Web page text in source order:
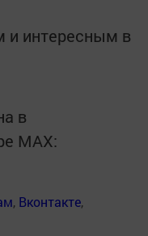
интересным в
в
MАХ:
, Вконтакте,